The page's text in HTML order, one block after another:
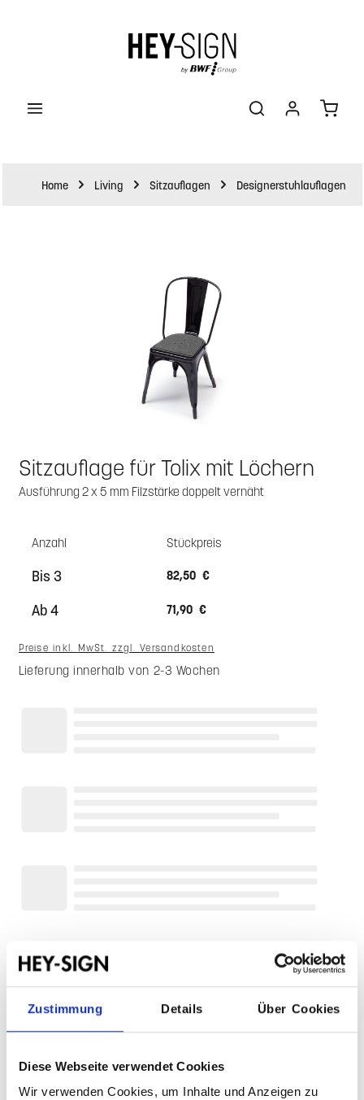
Zustimmung Details Über Cookies
Diese Webseite verwendet Cookies
Wir verwenden Cookies, um Inhalte und Anzeigen zu
Home Living Sitzauflagen Designerstuhlauflagen
Sitzauflage für Tolix mit Löchern
Ausführung 2 x 5 mm Filzstärke doppelt vernäht
Anzahl Stückpreis
Bis 3 82,50 €
Ab4 71,90 €
Preise inkl. MwSt. zzgl. Versandkosten
Lieferung innerhalb von 2-3 Wochen
Zum Merkzettel hinzufügen
560221 5 mm
Beschreibung